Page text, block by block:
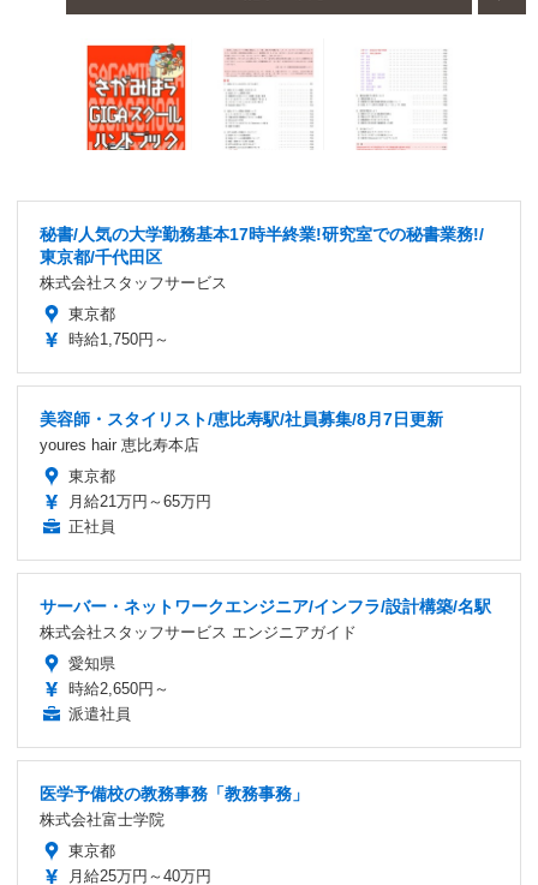
秘書/人気の大学勤務基本17時半終業!研究室での秘書業務!/
東京都/千代田区
株式会社スタッフサービス
東京都
時給1,750円～
美容師・スタイリスト/恵比寿駅/社員募集/8月7日更新
youres hair 恵比寿本店
東京都
月給21万円～65万円
正社員
サーバー・ネットワークエンジニア/インフラ/設計構築/名駅
株式会社スタッフサービス エンジニアガイド
愛知県
時給2,650円～
派遣社員
医学予備校の教務事務「教務事務」
株式会社富士学院
東京都
月給25万円～40万円